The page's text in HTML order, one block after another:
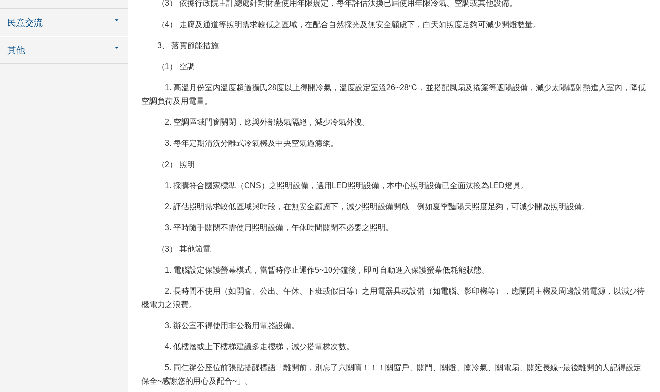
民意交流
其他
（3） 依據行政院主計總處針對財產使用年限規定，每年評估汰換已屆使用年限冷氣、空調或其他設備。
（4） 走廊及通道等照明需求較低之區域，在配合自然採光及無安全顧慮下，白天如照度足夠可減少開燈數量。
3、 落實節能措施
（1） 空調
1. 高溫月份室內溫度超過攝氏28度以上得開冷氣，溫度設定室溫26~28℃，並搭配風扇及捲簾等遮陽設備，減少太陽輻射熱進入室內，降低
空調負荷及用電量。
2. 空調區域門窗關閉，應與外部熱氣隔絕，減少冷氣外洩。
3. 每年定期清洗分離式冷氣機及中央空氣過濾網。
（2） 照明
1. 採購符合國家標準（CNS）之照明設備，選用LED照明設備，本中心照明設備已全面汰換為LED燈具。
2. 評估照明需求較低區域與時段，在無安全顧慮下，減少照明設備開啟，例如夏季豔陽天照度足夠，可減少開啟照明設備。
3. 平時隨手關閉不需使用照明設備，午休時間關閉不必要之照明。
（3） 其他節電
1. 電腦設定保護螢幕模式，當暫時停止運作5~10分鐘後，即可自動進入保護螢幕低耗能狀態。
2. 長時間不使用（如開會、公出、午休、下班或假日等）之用電器具或設備（如電腦、影印機等），應關閉主機及周邊設備電源，以減少待
機電力之浪費。
3. 辦公室不得使用非公務用電器設備。
4. 低樓層或上下樓梯建議多走樓梯，減少搭電梯次數。
5. 同仁辦公座位前張貼提醒標語「離開前，別忘了六關唷！！！關窗戶、關門、關燈、關冷氣、關電扇、關延長線~最後離開的人記得設定
保全~感謝您的用心及配合~」。